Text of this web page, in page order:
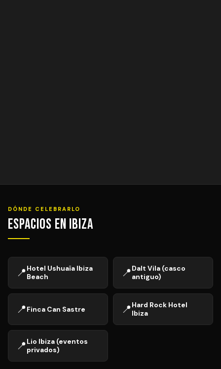
DÓNDE CELEBRARLO
Espacios en Ibiza
📍Hotel Ushuaïa Ibiza
Beach
📍Dalt Vila (casco
antiguo)
📍Finca Can Sastre 📍Hard Rock Hotel
Ibiza
📍Lio Ibiza (eventos
privados)